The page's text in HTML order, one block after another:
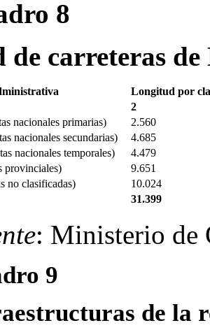
8
de carreteras
Longitud por
2
nacionales primarias)
2.560
nacionales secundarias)
4.685
nacionales temporales)
4.479
provinciales)
9.651
no clasificadas)
10.024
31.399
: Ministerio de
9
de la